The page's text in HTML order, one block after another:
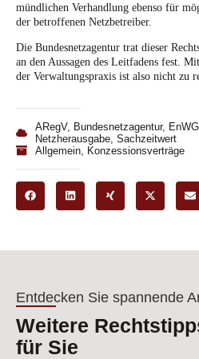
mündlichen Verhandlung ebenso für
der betroffenen Netzbetreiber.
Die Bundesnetzagentur trat dieser
an den Aussagen des Leitfadens fest.
der Verwaltungspraxis ist also nicht zu
ARegV, Bundesnetzagentur, EnWG
Netzherausgabe Sachzeitwert
Allgemein Konzessionsverträge
Entdecken Sie spannende
Weitere
für Sie